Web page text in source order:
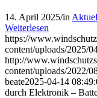
14. April 2025/in
Weiterlesen
https://
content/uploads/2025/
http://
content/uploads/2022/
beate2025-04-14
durch Elektronik –